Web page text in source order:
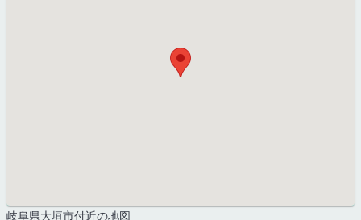
岐阜県大垣市付近の地図